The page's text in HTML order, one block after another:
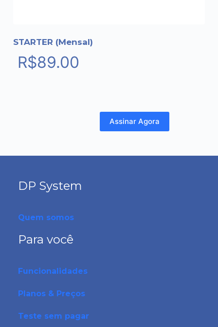
STARTER (Mensal)
R$89.00
Assinar Agora
DP System
Quem somos
Para você
Funcionalidades
Planos & Preços
Teste sem pagar